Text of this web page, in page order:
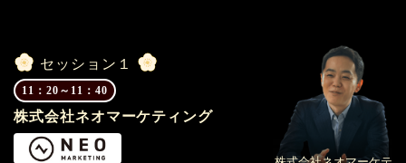
セッション１
11：20～11：40
株式会社ネオマーケティング